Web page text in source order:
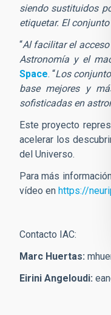
siendo sustituidos
etiquetar. El
“Al facilitar el
Astronomía y el
Space. “Los
base mejores y
sofisticadas en
Este proyecto
acelerar los
del Universo.
Para más
vídeo en https://
Contacto IAC:
Marc Huertas:
Eirini Angeloudi: